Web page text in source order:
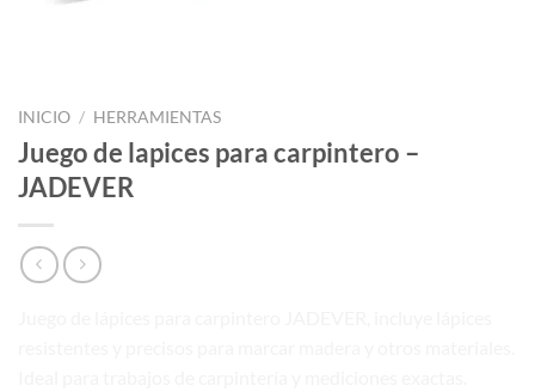
INICIO / HERRAMIENTAS
Juego de lapices para carpintero –
JADEVER